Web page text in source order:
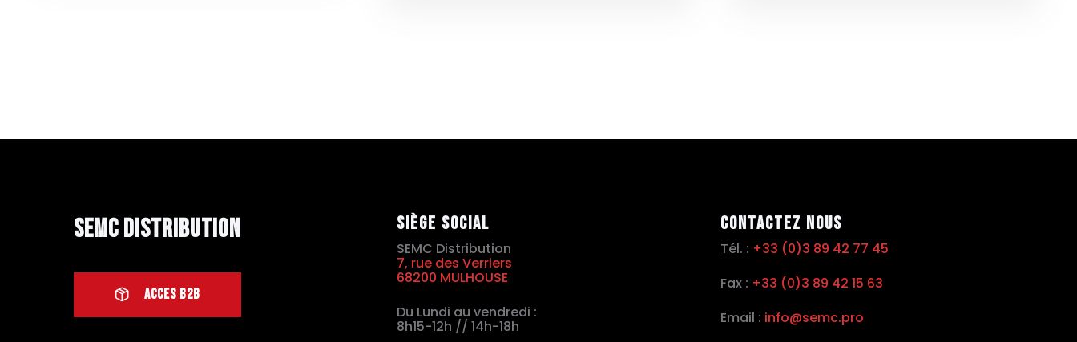
SEMC Distribution
ACCES B2B
Siège social
SEMC Distribution
7, rue des Verriers
68200 MULHOUSE
Du Lundi au vendredi :
8h15-12h // 14h-18h
Contactez nous
Tél. : +33 (0)3 89 42 77 45
Fax : +33 (0)3 89 42 15 63
Email : info@semc.pro